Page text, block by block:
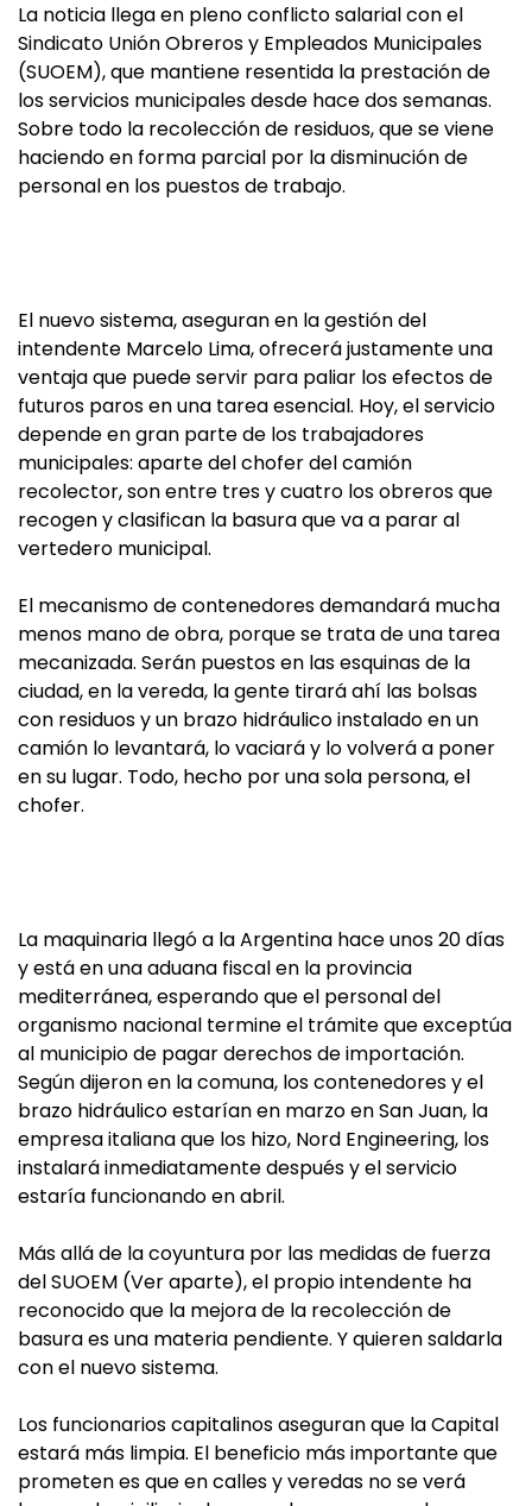
La noticia llega en pleno conflicto salarial con el
Sindicato Unión Obreros y Empleados Municipales
(SUOEM), que mantiene resentida la prestación de
los servicios municipales desde hace dos semanas.
Sobre todo la recolección de residuos, que se viene
haciendo en forma parcial por la disminución de
personal en los puestos de trabajo.
El nuevo sistema, aseguran en la gestión del
intendente Marcelo Lima, ofrecerá justamente una
ventaja que puede servir para paliar los efectos de
futuros paros en una tarea esencial. Hoy, el servicio
depende en gran parte de los trabajadores
municipales: aparte del chofer del camión
recolector, son entre tres y cuatro los obreros que
recogen y clasifican la basura que va a parar al
vertedero municipal.
El mecanismo de contenedores demandará mucha
menos mano de obra, porque se trata de una tarea
mecanizada. Serán puestos en las esquinas de la
ciudad, en la vereda, la gente tirará ahí las bolsas
con residuos y un brazo hidráulico instalado en un
camión lo levantará, lo vaciará y lo volverá a poner
en su lugar. Todo, hecho por una sola persona, el
chofer.
La maquinaria llegó a la Argentina hace unos 20 días
y está en una aduana fiscal en la provincia
mediterránea, esperando que el personal del
organismo nacional termine el trámite que exceptúa
al municipio de pagar derechos de importación.
Según dijeron en la comuna, los contenedores y el
brazo hidráulico estarían en marzo en San Juan, la
empresa italiana que los hizo, Nord Engineering, los
instalará inmediatamente después y el servicio
estaría funcionando en abril.
Más allá de la coyuntura por las medidas de fuerza
del SUOEM (Ver aparte), el propio intendente ha
reconocido que la mejora de la recolección de
basura es una materia pendiente. Y quieren saldarla
con el nuevo sistema.
Los funcionarios capitalinos aseguran que la Capital
estará más limpia. El beneficio más importante que
prometen es que en calles y veredas no se verá